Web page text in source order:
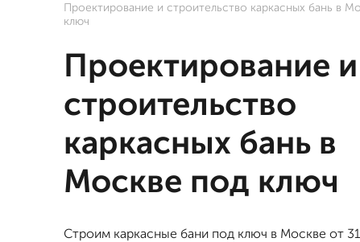
Проектирование и строительство каркасных бань в
ключ
Проектирование и
строительство
каркасных бань в
Москве под ключ
Строим каркасные бани под ключ в Москве от